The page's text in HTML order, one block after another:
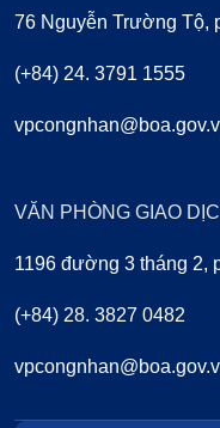
76 Nguyễn Trường Tộ,
(+84) 24. 3791 1555
VĂN PHÒNG GIAO
1196 đường 3 tháng 2,
(+84) 28. 3827 0482